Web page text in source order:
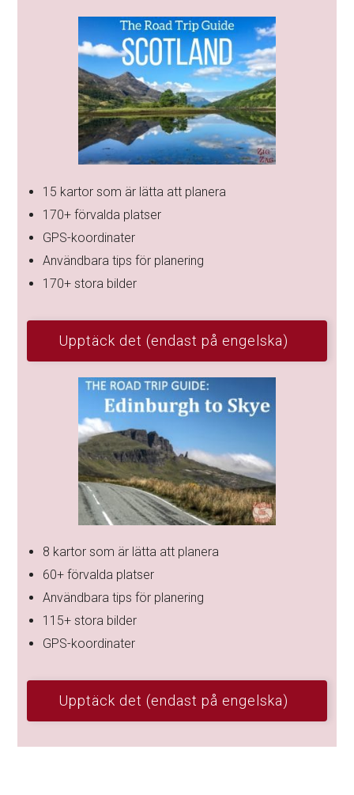
15 kartor som är lätta att planera
170+ förvalda platser
GPS-koordinater
Användbara tips för planering
170+ stora bilder
Upptäck det (endast på engelska)
8 kartor som är lätta att planera
60+ förvalda platser
Användbara tips för planering
115+ stora bilder
GPS-koordinater
Upptäck det (endast på engelska)